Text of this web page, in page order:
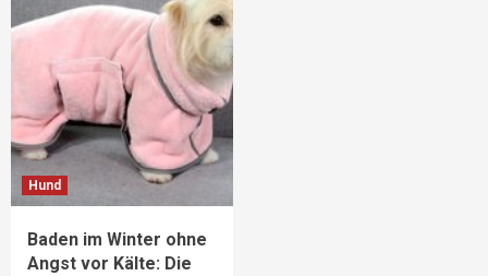
Hund
Baden im Winter ohne
Angst vor Kälte: Die